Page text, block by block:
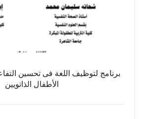
برنامج لتوظيف اللغة فى تحسين
الأطفال الذاتويين